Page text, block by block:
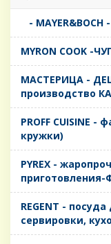
-
MYRON COOK -
MАСТЕРИЦА -
производство
PROFF CUISINE
кружки)
PYREX -
приготовления-
REGENT -
сервировки,